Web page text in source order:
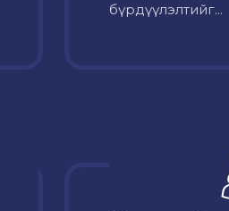
бүрдүүлэлтийг...